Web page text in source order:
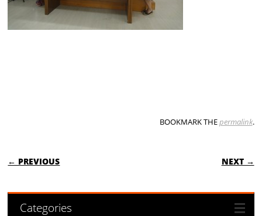
BOOKMARK THEpermalink.
POST NAVIGATION
← PREVIOUS NEXT →
Categories